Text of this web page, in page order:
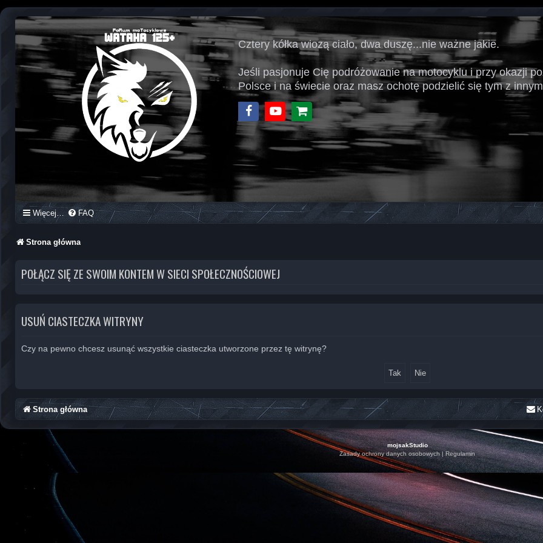
Cztery kółka wiozą ciało, dwa duszę...nie ważne jakie.
Jeśli pasjonuje Cię podróżowanie na motocyklu i przy okazji
Polsce i na świecie oraz masz ochotę podzielić się tym z
FacebookYoutubeSklep
Więcej… FAQ
Strona główna
POŁĄCZ SIĘ ZE SWOIM KONTEM W SIECI SPOŁECZNOŚCIOWEJ
USUŃ CIASTECZKA WITRYNY
Czy na pewno chcesz usunąć wszystkie ciasteczka utworzone przez tę witrynę?
Strona główna
mojsakStudio
Zasady ochrony danych osobowych|Regulamin